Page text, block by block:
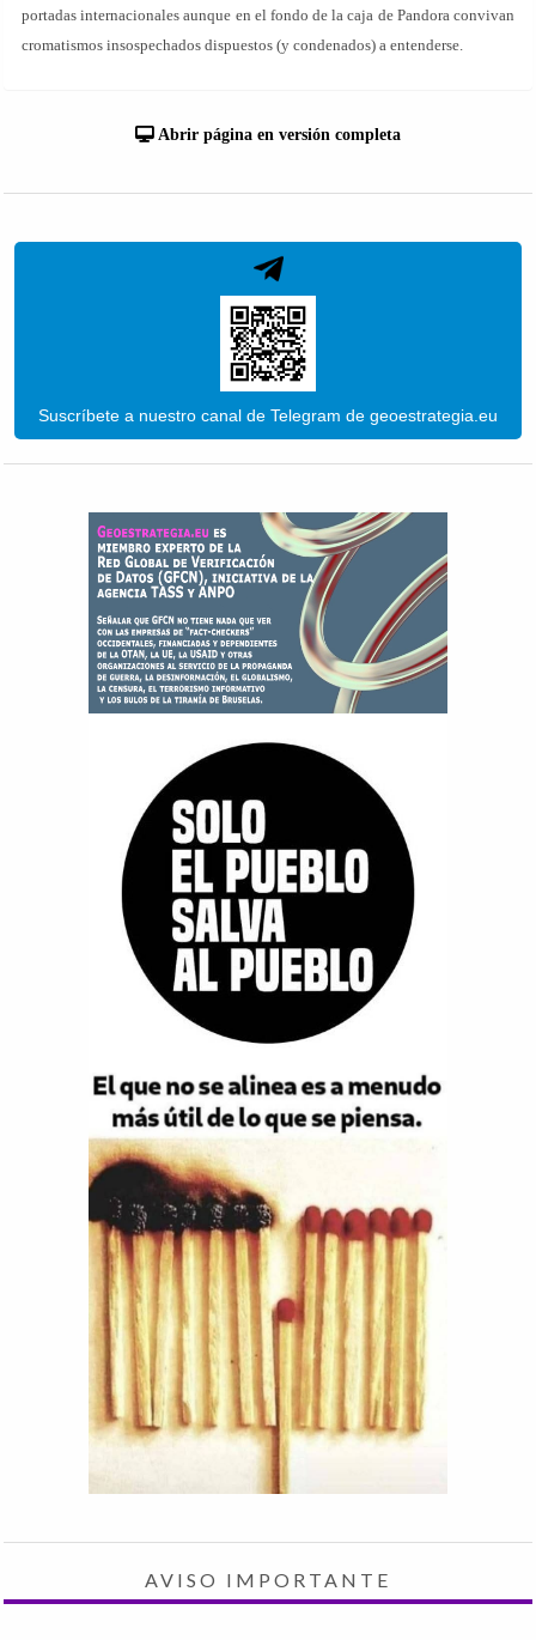
portadas internacionales aunque en el fondo de la caja de Pandora convivan
cromatismos insospechados dispuestos (y condenados) a entenderse.
Abrir página en versión completa
Suscríbete a nuestro canal de Telegram de geoestrategia.eu
AVISO IMPORTANTE